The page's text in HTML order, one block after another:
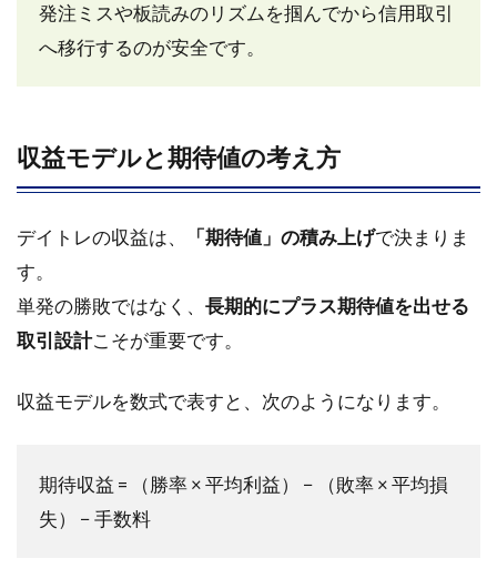
と
次
の
プ
6.1
から
る「3
つの
リス
次に
学ぶ
発注ミスや板読みのリズムを掴んでから信用取引
へ移行するのが安全です。
収益モデルと期待値の考え方
デイトレの収益は、 「期待値」の積み上げで決まりま
す。
単発の勝敗ではなく、 長期的にプラス期待値を出せる
取引設計こそが重要です。
収益モデルを数式で表すと、次のようになります。
期待収益 = （勝率 × 平均利益） − （敗率 × 平均損
失） − 手数料